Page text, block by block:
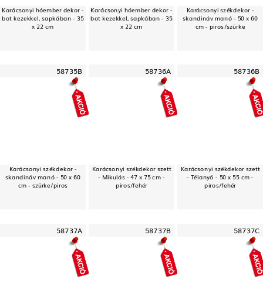
Karácsonyi hóember dekor -
bot kezekkel, sapkában - 35
x 22 cm
Karácsonyi hóember dekor -
bot kezekkel, sapkában - 35
x 22 cm
Karácsonyi székdekor -
skandináv manó - 50 x 60
cm - piros/szürke
58735B
Karácsonyi székdekor -
skandináv manó - 50 x 60
cm - szürke/piros
58736A
Karácsonyi székdekor szett
- Mikulás - 47 x 75 cm -
piros/fehér
58736B
Karácsonyi székdekor szett
- Télanyó - 50 x 55 cm -
piros/fehér
58737A 58737B 58737C